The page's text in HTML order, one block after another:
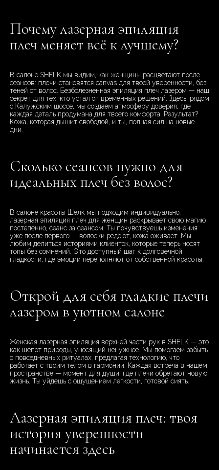
Почему лазерная эпиляция
плеч меняет всё к лучшему?
В салоне SHELK мы видим, как женщины расцветают после
сеансов: плечи становятся canvas для твоей уверенности, без
теней от волос. Безболезненная эпиляция плеч лазером — наш
секрет для тех, кто устал от временных решений. Здесь, рядом
с Калужским шоссе, мы создаем атмосферу доверия, где
каждая деталь продумана для твоего комфорта. Результат?
Кожа, которая дышит свободой, и ты, полная сил на новые
дни.
Сколько сеансов нужно для
идеальных плеч без волос?
В салоне красоты Шелк мы подходим индивидуально:
лазерная эпиляция плеч для женщин раскрывает свою магию
постепенно, сеанс за сеансом. Ты почувствуешь изменения
уже после первого — волоски редеют, кожа оживает. Мы
любим делиться историями клиенток, которые теперь носят
топы без сомнений. Это доступный шаг к долговечной
гладкости, где эмоции переполняют от собственной красоты.
Открой для себя гладкие плечи
лазером в уютном салоне
Женская лазерная эпиляция верхней части рук в SHELK — это
как шепот природы, уносящий ненужное. Мы помогаем забыть
о повседневных ритуалах, предлагая технологию, что
работает с твоим телом в гармонии. Каждая встреча в нашем
пространстве — момент для души, где плечи обретают новую
жизнь. Ты уйдешь с ощущением легкости, готовой сиять.
Лазерная эпиляция плеч: твоя
история уверенности
начинается здесь